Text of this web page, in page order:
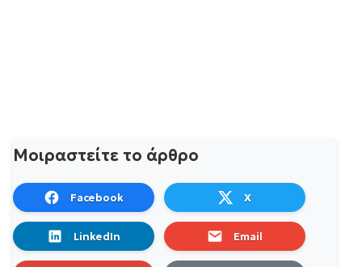
Μοιραστείτε το άρθρο
Facebook X
LinkedIn Email